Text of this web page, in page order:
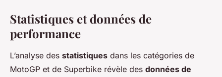
Statistiques et données de
performance
L’analyse des statistiques dans les catégories de
MotoGP et de Superbike révèle des données de